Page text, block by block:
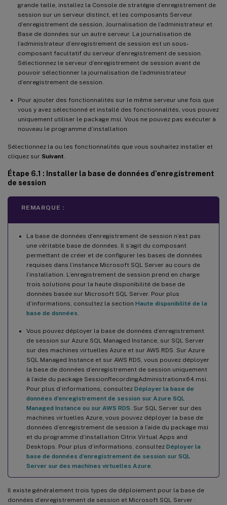
grande taille, installez la Console de stratégie d’enregistrement de
session sur un serveur distinct, et les composants Serveur
d’enregistrement de session, Journalisation de l’administrateur et
Base de données sur un autre serveur. La journalisation de
l’administrateur d’enregistrement de session est un sous-
composant facultatif du serveur d’enregistrement de session.
Sélectionnez le serveur d’enregistrement de session avant de
pouvoir sélectionner la journalisation de l’administrateur
d’enregistrement de session.
Pour ajouter des fonctionnalités sur le même serveur une fois que
vous y avez sélectionné et installé des fonctionnalités, vous pouvez
uniquement utiliser le package msi. Vous ne pouvez pas exécuter à
nouveau le programme d’installation.
Sélectionnez la ou les fonctionnalités que vous souhaitez installer et
cliquez sur Suivant
Étape 6.1 : Installer la base de données d’enregistrement
de session
REMARQUE :
La base de données d’enregistrement de session n’est pas
une véritable base de données. Il s’agit du composant
permettant de créer et de configurer les bases de données
requises dans l’instance Microsoft SQL Server au cours de
l’installation. L’enregistrement de session prend en charge
trois solutions pour la haute disponibilité de base de
données basée sur Microsoft SQL Server. Pour plus
d’informations, consultez la section Haute disponibilité de la
base de données
Vous pouvez déployer la base de données d’enregistrement
de session sur Azure SQL Managed Instance, sur SQL Server
sur des machines virtuelles Azure et sur AWS RDS. Sur Azure
SQL Managed Instance et sur AWS RDS, vous pouvez déployer
la base de données d’enregistrement de session uniquement
à l’aide du package SessionRecordingAdministrationx64.msi.
Pour plus d’informations, consultez Déployer la base de
données d’enregistrement de session sur Azure SQL
Managed Instance ou sur AWS RDS . Sur SQL Server sur des
machines virtuelles Azure, vous pouvez déployer la base de
données d’enregistrement de session à l’aide du package msi
et du programme d’installation Citrix Virtual Apps and
Desktops. Pour plus d’informations, consultez Déployer la
base de données d’enregistrement de session sur SQL
Server sur des machines virtuelles Azure
Il existe généralement trois types de déploiement pour la base de
données d’enregistrement de session et Microsoft SQL Server :